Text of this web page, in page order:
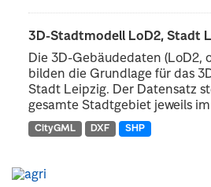
3D-Stadtmodell LoD2, Stadt
Die 3D-Gebäudedaten (LoD2,
bilden die Grundlage für das
Stadt Leipzig. Der Datensatz
gesamte Stadtgebiet jeweils
CityGML DXF SHP